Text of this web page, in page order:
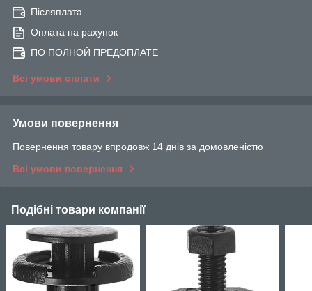
Післяплата
Оплата на рахунок
ПО ПОЛНОЙ ПРЕДОПЛАТЕ
Всі умови оплати
Умови повернення
Повернення товару впродовж 14 днів за домовленістю
Всі умови повернення
Подібні товари компанії